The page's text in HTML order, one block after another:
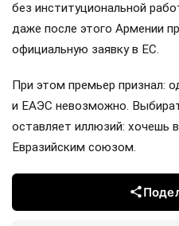
без институциональной
даже после этого Армении
официальную заявку в ЕС.
При этом премьер признал:
и ЕАЭС невозможно.
оставляет иллюзий: хочешь
Евразийским союзом.